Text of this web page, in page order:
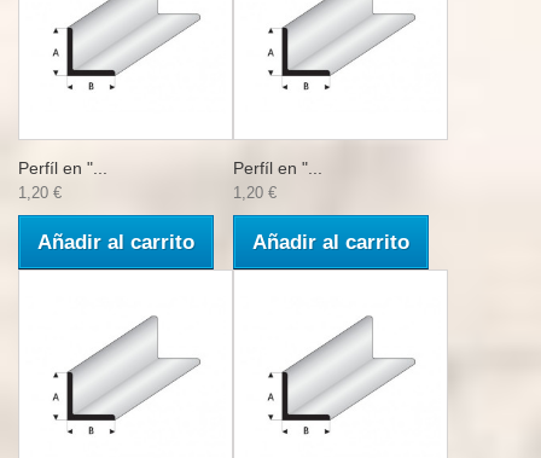
Perfíl en "...
1,20 €
Añadir al carrito
Perfíl en "...
1,20 €
Añadir al carrito